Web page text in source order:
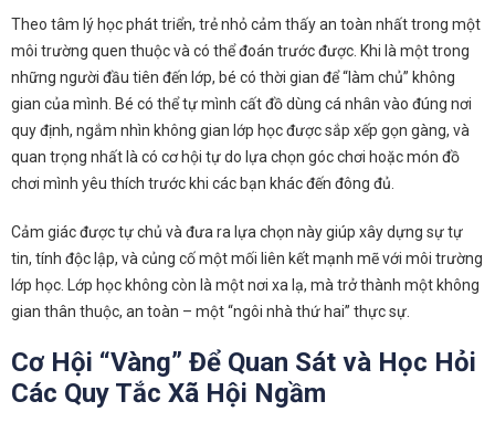
Theo tâm lý học phát triển, trẻ nhỏ cảm thấy an toàn nhất trong một
môi trường quen thuộc và có thể đoán trước được. Khi là một trong
những người đầu tiên đến lớp, bé có thời gian để “làm chủ” không
gian của mình. Bé có thể tự mình cất đồ dùng cá nhân vào đúng nơi
quy định, ngắm nhìn không gian lớp học được sắp xếp gọn gàng, và
quan trọng nhất là có cơ hội tự do lựa chọn góc chơi hoặc món đồ
chơi mình yêu thích trước khi các bạn khác đến đông đủ.
Cảm giác được tự chủ và đưa ra lựa chọn này giúp xây dựng sự tự
tin, tính độc lập, và củng cố một mối liên kết mạnh mẽ với môi trường
lớp học. Lớp học không còn là một nơi xa lạ, mà trở thành một không
gian thân thuộc, an toàn – một “ngôi nhà thứ hai” thực sự.
Cơ Hội “Vàng” Để Quan Sát và Học Hỏi
Các Quy Tắc Xã Hội Ngầm